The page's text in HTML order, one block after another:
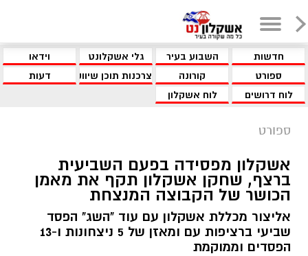
חדשות השבוע בעיר גלי אשקלונט
וידאו
ספורט
קורונה צרכנות תוכן שיווקי
דעות
לוח דרושים
לוח אשקלון
ספורט
אשקלון מפסידה בפעם השביעית
ברצף, שחקן אשקלון תקף את מאמן
הכושר של הקבוצה המנצחת
אליצור מכללת אשקלון עם עוד "השג" הפסד
שביעי ברציפות עם ומאזן של 5 ניצחונות ו-13
הפסדים וממוקמת